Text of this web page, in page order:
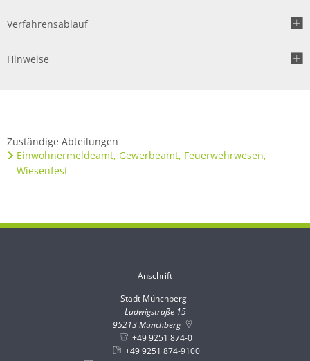
Verfahrensablauf
Hinweise
Zuständige Abteilungen
Einwohnermeldeamt, Gewerbeamt, Feuerwehrwesen,
Wiesenfest
Anschrift
Stadt Münchberg
Ludwigstraße 15
95213Münchberg
+49 9251 874-0
+49 9251 874-9100